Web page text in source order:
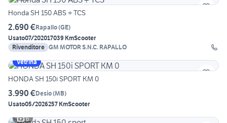
Honda SH 150 ABS + TCS
2.690 €Rapallo(GE)
Usato07/202017039 KmScooter
Rivenditore GM MOTOR S.N.C. RAPALLO
Vetrina
HONDA SH 150i SPORT KM 0
3.990 €Desio(MB)
Usato05/2026257 KmScooter
6